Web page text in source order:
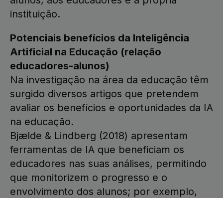
instituição.
Potenciais benefícios da Inteligência
Artificial na Educação (relação
educadores-alunos)
Na investigação na área da educação têm
surgido diversos artigos que pretendem
avaliar os benefícios e oportunidades da IA
na educação.
Bjælde & Lindberg (2018) apresentam
ferramentas de IA que beneficiam os
educadores nas suas análises, permitindo
que monitorizem o progresso e o
envolvimento dos alunos; por exemplo,